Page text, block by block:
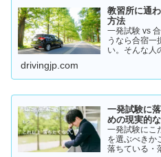
教習所に通
方法
一発試験 vs
うなら合宿一
い。そんな人
2つです。・
drivingjp.com
一発試験に
めの現実的
一発試験にこ
を選ぶべきか
落ちている・